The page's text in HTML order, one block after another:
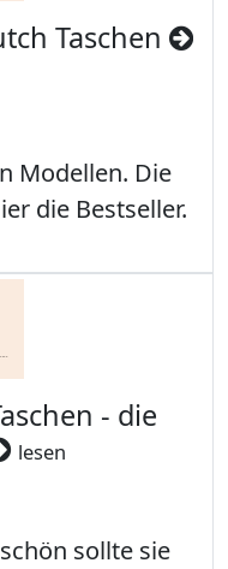
Taschen
Modellen. Die
die Bestseller.
- die
lesen
sollte sie